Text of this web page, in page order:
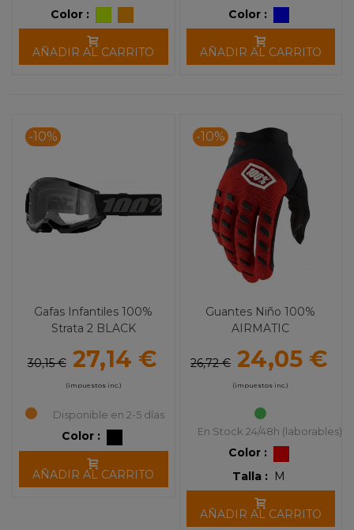
Color :
AÑADIR AL CARRITO
Color :
AÑADIR AL CARRITO
-10%
Gafas Infantiles 100%
Strata 2 BLACK
30,15 € 27,14 €
(impuestos inc.)
Disponible en 2-5 días
Color :
AÑADIR AL CARRITO
-10%
Guantes Niño 100%
AIRMATIC
26,72 € 24,05 €
(impuestos inc.)
En Stock 24/48h (laborables)
Color :
Talla :
M
AÑADIR AL CARRITO